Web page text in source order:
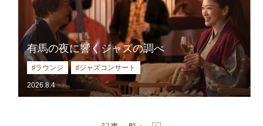
有馬の夜に響くジャズの調べ
♯ラウンジ ♯ジャズコンサート
2026.8.4